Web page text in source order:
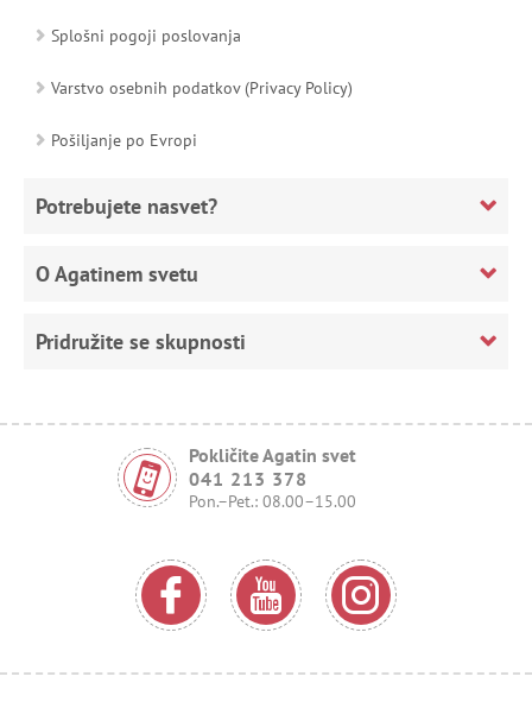
Splošni pogoji poslovanja
Varstvo osebnih podatkov (Privacy Policy)
Pošiljanje po Evropi
Potrebujete nasvet?
O Agatinem svetu
Pridružite se skupnosti
Pokličite Agatin svet
041 213 378
Pon.–Pet.: 08.00–15.00